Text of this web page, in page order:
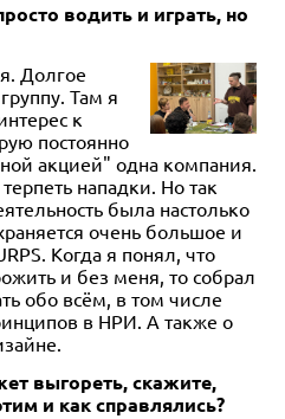
водить и играть, но
Долгое
Там я
к
постоянно
акцией" одна компания.
нападки. Но так
была настолько
очень большое и
Когда я понял, что
и без меня, то собрал
обо всём, в том числе
в НРИ. А также о
выгореть, скажите,
и как справлялись?